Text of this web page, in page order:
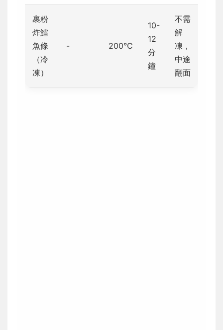
裹粉
炸鱈
魚條
（冷
凍）
- 200°C
10-
12
分
鐘
不需
解
凍，
中途
翻面